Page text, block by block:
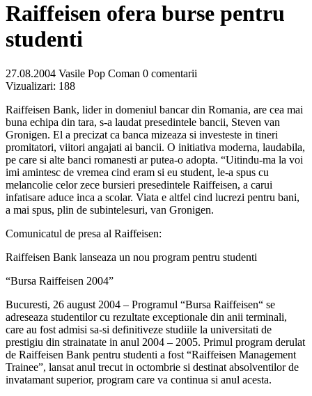
Raiffeisen ofera burse pentru
studenti
27.08.2004 Vasile Pop Coman 0 comentarii
Vizualizari: 188
Raiffeisen Bank, lider in domeniul bancar din Romania, are cea mai
buna echipa din tara, s-a laudat presedintele bancii, Steven van
Gronigen. El a precizat ca banca mizeaza si investeste in tineri
promitatori, viitori angajati ai bancii. O initiativa moderna, laudabila,
pe care si alte banci romanesti ar putea-o adopta. “Uitindu-ma la voi
imi amintesc de vremea cind eram si eu student, le-a spus cu
melancolie celor zece bursieri presedintele Raiffeisen, a carui
infatisare aduce inca a scolar. Viata e altfel cind lucrezi pentru bani,
a mai spus, plin de subintelesuri, van Gronigen.
Comunicatul de presa al Raiffeisen:
Raiffeisen Bank lanseaza un nou program pentru studenti
“Bursa Raiffeisen 2004”
Bucuresti, 26 august 2004 – Programul “Bursa Raiffeisen“ se
adreseaza studentilor cu rezultate exceptionale din anii terminali,
care au fost admisi sa-si definitiveze studiile la universitati de
prestigiu din strainatate in anul 2004 – 2005. Primul program derulat
de Raiffeisen Bank pentru studenti a fost “Raiffeisen Management
Trainee”, lansat anul trecut in octombrie si destinat absolventilor de
invatamant superior, program care va continua si anul acesta.